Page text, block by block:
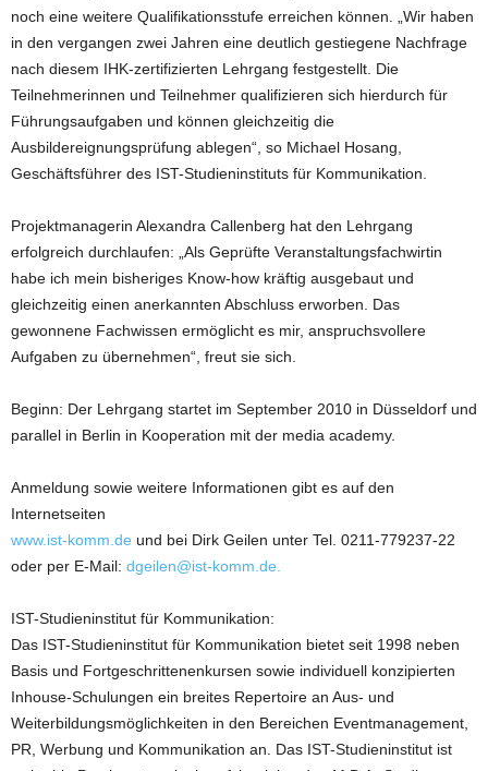
noch eine weitere Qualifikationsstufe erreichen können. „Wir haben
in den vergangen zwei Jahren eine deutlich gestiegene Nachfrage
nach diesem IHK-zertifizierten Lehrgang festgestellt. Die
Teilnehmerinnen und Teilnehmer qualifizieren sich hierdurch für
Führungsaufgaben und können gleichzeitig die
Ausbildereignungsprüfung ablegen“, so Michael Hosang,
Geschäftsführer des IST-Studieninstituts für Kommunikation.
Projektmanagerin Alexandra Callenberg hat den Lehrgang
erfolgreich durchlaufen: „Als Geprüfte Veranstaltungsfachwirtin
habe ich mein bisheriges Know-how kräftig ausgebaut und
gleichzeitig einen anerkannten Abschluss erworben. Das
gewonnene Fachwissen ermöglicht es mir, anspruchsvollere
Aufgaben zu übernehmen“, freut sie sich.
Beginn: Der Lehrgang startet im September 2010 in Düsseldorf und
parallel in Berlin in Kooperation mit der media academy.
Anmeldung sowie weitere Informationen gibt es auf den
Internetseiten
www.ist-komm.de und bei Dirk Geilen unter Tel. 0211-779237-22
oder per E-Mail: dgeilen@ist-komm.de.
IST-Studieninstitut für Kommunikation:
Das IST-Studieninstitut für Kommunikation bietet seit 1998 neben
Basis und Fortgeschrittenenkursen sowie individuell konzipierten
Inhouse-Schulungen ein breites Repertoire an Aus- und
Weiterbildungsmöglichkeiten in den Bereichen Eventmanagement,
PR, Werbung und Kommunikation an. Das IST-Studieninstitut ist